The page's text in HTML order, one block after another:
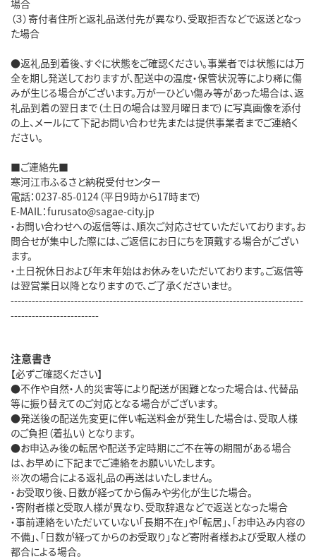
場合
（３）寄付者住所と返礼品送付先が異なり、受取拒否などで返送となっ
た場合
●返礼品到着後、すぐに状態をご確認ください。事業者では状態には万
全を期し発送しておりますが、配送中の温度・保管状況等により稀に傷
みが生じる場合がございます。万が一ひどい傷み等があった場合は、返
礼品到着の翌日まで（土日の場合は翌月曜日まで）に写真画像を添付
の上、メールにて下記お問い合わせ先または提供事業者までご連絡く
ださい。
■ご連絡先■
寒河江市ふるさと納税受付センター
電話：0237-85-0124（平日9時から17時まで）
E-MAIL：furusato@sagae-city.jp
・お問い合わせへの返信等は、順次ご対応させていただいております。お
問合せが集中した際には、ご返信にお日にちを頂戴する場合がござい
ます。
・土日祝休日および年末年始はお休みをいただいております。ご返信等
は翌営業日以降となりますので、ご了承くださいませ。
-----------------------------------------------------------------------------------
-------------------------
注意書き
【必ずご確認ください】
●不作や自然・人的災害等により配送が困難となった場合は、代替品
等に振り替えてのご対応となる場合がございます。
●発送後の配送先変更に伴い転送料金が発生した場合は、受取人様
のご負担（着払い）となります。
●お申込み後の転居や配送予定時期にご不在等の期間がある場合
は、お早めに下記までご連絡をお願いいたします。
※次の場合による返礼品の再送はいたしません。
・お受取り後、日数が経ってから傷みや劣化が生じた場合。
・寄附者様と受取人様が異なり、受取辞退などで返送となった場合
・事前連絡をいただいていない「長期不在」や「転居」、「お申込み内容の
不備」、「日数が経ってからのお受取り」など寄附者様および受取人様の
都合による場合。